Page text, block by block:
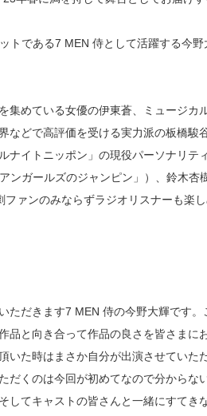
トである7 MEN 侍として活躍する今野
集めている女優の伊東蒼、ミュージカ
などで高評価を受ける実力派の板橋駿
ナイトニッポン」の現役パーソナリテ
ンガールズのジャンピン」）、鈴木杏
ァンのみならずラジオリスナーも楽
ただきます7 MEN 侍の今野大輝です。
品と向き合って作品の良さを皆さまに
た時はまさか自分が出演させていた
だくのは今回が初めてなので分からな
してキャストの皆さんと一緒にすてき